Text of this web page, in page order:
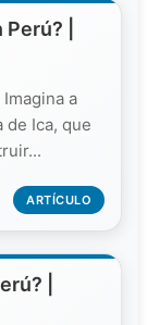
|
a
de Ica, que
ARTÍCULO
|